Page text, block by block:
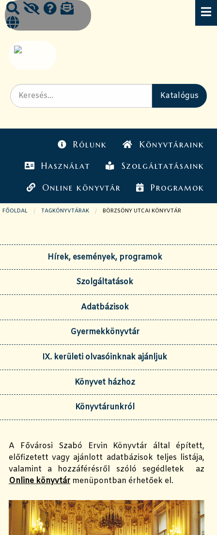
Rólunk Könyvtáraink
Használat Szolgáltatásaink
Online könyvtár Programok
FŐOLDAL TAGKÖNYVTÁRAK JELENLEGI OLDAL:
BÖRZSÖNY UTCAI KÖNYVTÁR
Hírek, események, programok
Szolgáltatások
Adatbázisok
Gyermekkönyvtár
IX. kerületi olvasóinknak ajánljuk
Könyvet házhoz
Könyvtárunkról
A Fővárosi Szabó Ervin Könyvtár által épített,
előfizetett vagy ajánlott adatbázisok teljes listája,
valamint a hozzáférésről szóló segédletek az
Online könyvtár menüpontban érhetőek el.